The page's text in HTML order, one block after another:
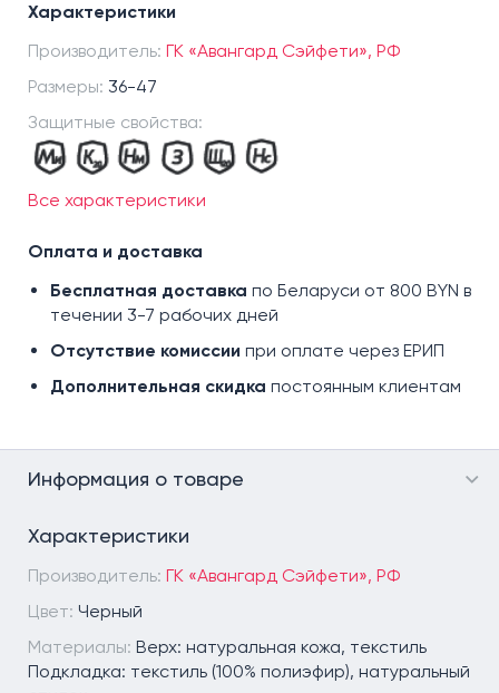
р.38
р.39
р.40
р.42
р.43
р.44
р.47
Характеристики
Производитель: ГК «Авангард Сэйфети», РФ
Размеры: 36-47
Защитные свойства:
Все характеристики
Оплата и доставка
Бесплатная доставка по Беларуси от 800 BYN в
течении 3-7 рабочих дней
Отсутствие комиссии при оплате через ЕРИП
Дополнительная скидка постоянным клиентам
Информация о товаре
Характеристики
Производитель: ГК «Авангард Сэйфети», РФ
Цвет: Черный
Материалы: Верх: натуральная кожа, текстиль
Подкладка: текстиль (100% полиэфир), натуральный